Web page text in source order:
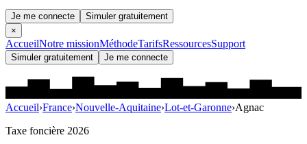
Je me connecte
Simuler gratuitement
×
AccueilNotre missionMéthodeTarifsRessourcesSupport
Simuler gratuitement Je me connecte
Accueil›France›Nouvelle-Aquitaine›Lot-et-Garonne›Agnac
Taxe foncière 2026